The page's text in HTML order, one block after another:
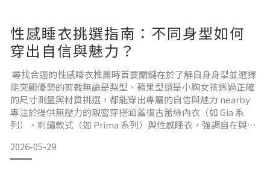
性感睡衣挑選指南：不同身型如何
穿出自信與魅力？
尋找合適的性感睡衣推薦時首要關鍵在於了解自身身型並選擇
能突顯優勢的剪裁無論是梨型、蘋果型還是小胸女孩透過正確
的尺寸測量與材質挑選，都能穿出專屬的自信與魅力 nearby
專注於提供無壓力的親密穿搭涵蓋復古蕾絲內衣（如 Gia 系
列）、刺繡款式（如 Prima 系列）與性感睡衣，強調自在與美
的洗滌照護且貼身衣物需嚴格遵守尺寸指南以確保穿著舒適
度 本文將帶您深入了解如何根據身型挑選、市場品牌比較以及
2026-05-29